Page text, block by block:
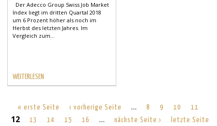
Der Adecco Group Swiss Job Market
Index liegt im dritten Quartal 2018
um 6 Prozent höher als noch im
Herbst des letzten Jahres. Im
Vergleich zum...
WEITERLESEN
« erste Seite ‹ vorherige Seite … 8 9 10 11
12 13 14 15 16 … nächste Seite ›
letzte Seite